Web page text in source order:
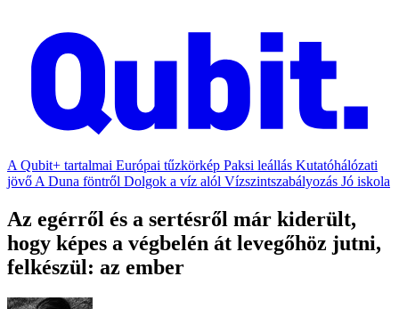
A Qubit+ tartalmai Európai tűzkörkép Paksi leállás Kutatóhálózati
jövő A Duna föntről Dolgok a víz alól Vízszintszabályozás Jó iskola
Az egérről és a sertésről már kiderült,
hogy képes a végbelén át levegőhöz jutni,
felkészül: az ember